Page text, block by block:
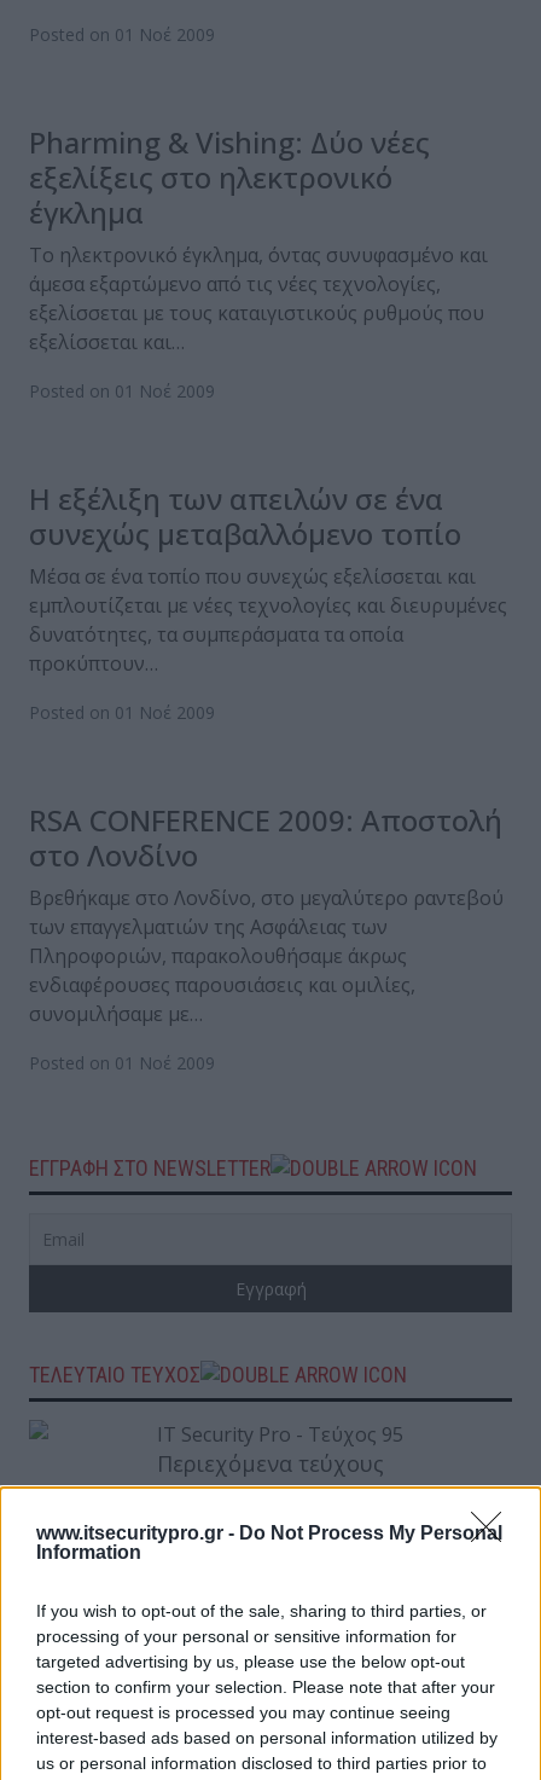
www.itsecuritypro.gr - Do Not Process My Personal
Information
If you wish to opt-out of the sale, sharing to third parties, or
processing of your personal or sensitive information for
targeted advertising by us, please use the below opt-out
section to confirm your selection. Please note that after your
opt-out request is processed you may continue seeing
interest-based ads based on personal information utilized by
us or personal information disclosed to third parties prior to
Posted on 01 Νοέ 2009
Pharming & Vishing: Δύο νέες
εξελίξεις στο ηλεκτρονικό
έγκλημα
Το ηλεκτρονικό έγκλημα, όντας συνυφασμένο και
άμεσα εξαρτώμενο από τις νέες τεχνολογίες,
εξελίσσεται με τους καταιγιστικούς ρυθμούς που
εξελίσσεται και…
Posted on 01 Νοέ 2009
Η εξέλιξη των απειλών σε ένα
συνεχώς μεταβαλλόμενο τοπίο
Μέσα σε ένα τοπίο που συνεχώς εξελίσσεται και
εμπλουτίζεται με νέες τεχνολογίες και διευρυμένες
δυνατότητες, τα συμπεράσματα τα οποία
προκύπτουν…
Posted on 01 Νοέ 2009
RSA CONFERENCE 2009: Αποστολή
στο Λονδίνο
Βρεθήκαμε στο Λονδίνο, στο μεγαλύτερο ραντεβού
των επαγγελματιών της Ασφάλειας των
Πληροφοριών, παρακολουθήσαμε άκρως
ενδιαφέρουσες παρουσιάσεις και ομιλίες,
συνομιλήσαμε με…
Posted on 01 Νοέ 2009
ΕΓΓΡΑΦΗ ΣΤΟ NEWSLETTER
ΤΕΛΕΥΤΑΙΟ ΤΕΥΧΟΣ
Περιεχόμενα τεύχους